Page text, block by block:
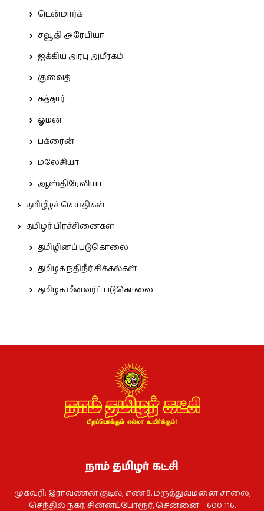
டென்மார்க்
சவூதி அரேபியா
ஐக்கிய அரபு அமீரகம்
குவைத்
கத்தார்
ஓமன்
பக்ரைன்
மலேசியா
ஆஸ்திரேலியா
தமிழீழச் செய்திகள்
தமிழர் பிரச்சினைகள்
தமிழினப் படுகொலை
தமிழக நதிநீர் சிக்கல்கள்
தமிழக மீனவர்ப் படுகொலை
நாம் தமிழர் கட்சி
முகவரி: இராவணன் குடில், எண்.8. மருத்துவமனை சாலை,
செந்தில் நகர், சின்னப்போரூர், சென்னை – 600 116.